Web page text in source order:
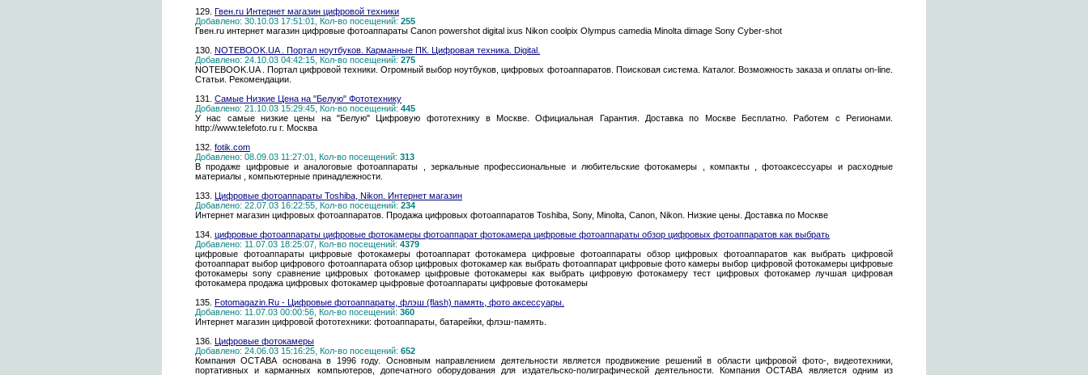
129. Гвен.ru Интернет магазин цифровой техники
Добавлено: 30.10.03 17:51:01, Кол-во посещений: 255
Гвен.ru интернет магазин цифровые фотоаппараты Canon powershot digital ixus Nikon coolpix Olympus camedia Minolta dimage Sony Cyber-shot
130. NOTEBOOK.UA . Портал ноутбуков. Карманные ПК. Цифровая техника. Digital.
Добавлено: 24.10.03 04:42:15, Кол-во посещений: 275
NOTEBOOK.UA . Портал цифровой техники. Огромный выбор ноутбуков, цифровых фотоаппаратов. Поисковая система. Каталог. Возможность заказа и оплаты on-line.
Статьи. Рекомендации.
131. Самые Низкие Цена на "Белую" Фототехнику
Добавлено: 21.10.03 15:29:45, Кол-во посещений: 445
У нас самые низкие цены на "Белую" Цифровую фототехнику в Москве. Официальная Гарантия. Доставка по Москве Бесплатно. Работем с Регионами.
http://www.telefoto.ru г. Москва
132. fotik.com
Добавлено: 08.09.03 11:27:01, Кол-во посещений: 313
В продаже цифровые и аналоговые фотоаппараты , зеркальные профессиональные и любительские фотокамеры , компакты , фотоаксессуары и расходные
материалы , компьютерные принадлежности.
133. Цифровые фотоаппараты Toshiba, Nikon. Интернет магазин
Добавлено: 22.07.03 16:22:55, Кол-во посещений: 234
Интернет магазин цифровых фотоаппаратов. Продажа цифровых фотоаппаратов Toshiba, Sony, Minolta, Canon, Nikon. Низкие цены. Доставка по Москве
134. цифровые фотоаппараты цифровые фотокамеры фотоаппарат фотокамера цифровые фотоаппараты обзор цифровых фотоаппаратов как выбрать
Добавлено: 11.07.03 18:25:07, Кол-во посещений: 4379
цифровые фотоаппараты цифровые фотокамеры фотоаппарат фотокамера цифровые фотоаппараты обзор цифровых фотоаппаратов как выбрать цифровой
фотоаппарат выбор цифрового фотоаппарата обзор цифровых фотокамер как выбрать фотоаппарат цифровые фото камеры выбор цифровой фотокамеры цифровые
фотокамеры sony сравнение цифровых фотокамер цыфровые фотокамеры как выбрать цифровую фотокамеру тест цифровых фотокамер лучшая цифровая
фотокамера продажа цифровых фотокамер цыфровые фотоаппараты цифровые фотокамеры
135. Fotomagazin.Ru - Цифровые фотоаппараты, флэш (flash) память, фото аксессуары.
Добавлено: 11.07.03 00:00:56, Кол-во посещений: 360
Интернет магазин цифровой фототехники: фотоаппараты, батарейки, флэш-память.
136. Цифровые фотокамеры
Добавлено: 24.06.03 15:16:25, Кол-во посещений: 652
Компания ОСТАВА основана в 1996 году. Основным направлением деятельности является продвижение решений в области цифровой фото-, видеотехники,
портативных и карманных компьютеров, допечатного оборудования для издательско-полиграфической деятельности. Компания ОСТАВА является одним из